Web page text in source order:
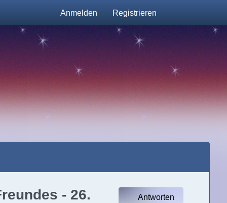
Anmelden Registrieren
- 26. Antworten